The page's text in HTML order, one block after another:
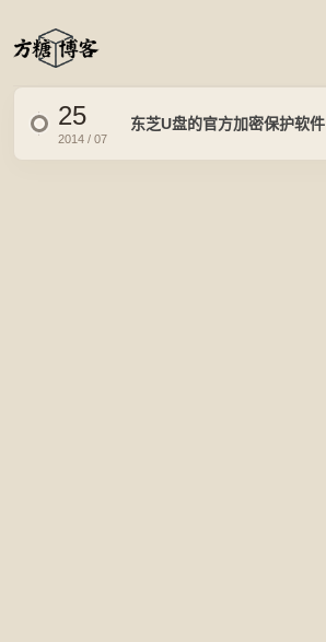
25
2014 / 07
东芝U盘的官方加密保护软件